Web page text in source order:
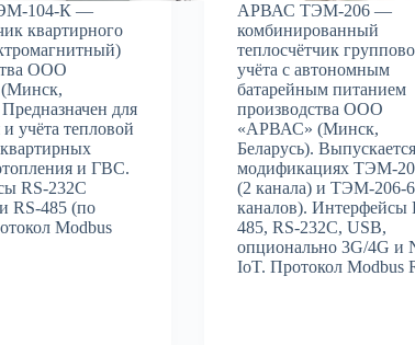
104-К —
квартирного
ООО
для
учёта тепловой
и ГВС.
RS-232С
RS-485 (по
Modbus
АРВАС ТЭМ-206 —
комбинированный
теплосчётчик
учёта с автономным
батарейным питанием
производства ООО
«АРВАС» (Минск,
Беларусь).
модификациях ТЭМ-
(2 канала) и ТЭМ-206-
каналов). Интерфейсы
485, RS-232C, USB,
опционально 3G/4G и
IoT. Протокол Modbus